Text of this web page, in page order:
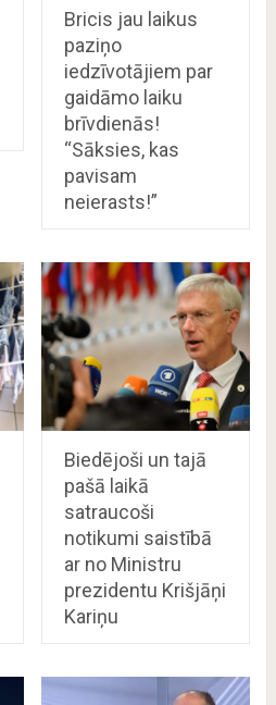
Bricis jau laikus
paziņo
iedzīvotājiem par
gaidāmo laiku
brīvdienās!
“Sāksies, kas
pavisam
neierasts!”
Biedējoši un tajā
pašā laikā
satraucoši
notikumi saistībā
ar no Ministru
prezidentu Krišjāņi
Kariņu